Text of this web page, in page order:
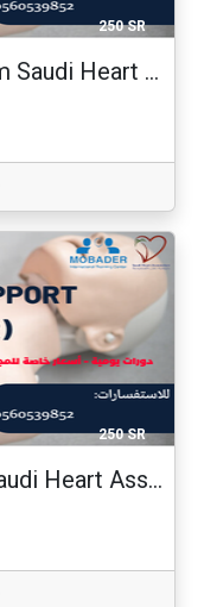
250 SR
BLS(cpr) wednesday4:30 pm Saudi Heart Association
250 SR
BLS(cpr) tuesday6:30 pm Saudi Heart Association